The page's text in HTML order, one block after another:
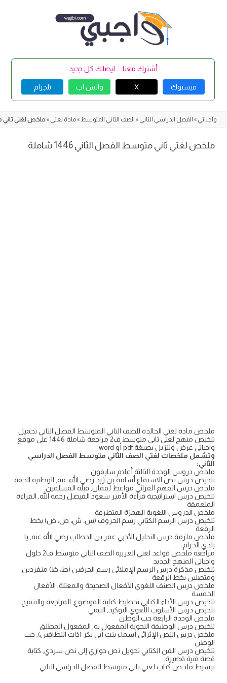
أشترك معنا ... ليصلك كل جديد
فيسبوك X واتس اب تلجرام
واجباتي » الفصل الدراسي الثاني » الصف الثاني المتوسط »مادة لغتي » ملخص لغتي ثاني
ملخص لغتي ثاني متوسط الفصل الثاني 1446 شاملة
ملخص مادة لغتي الخالدة للصف الثاني المتوسط الفصل الثاني تحميل
تلخيص منهج لغتي ثاني متوسط ف2 مراجعة شاملة 1446 على موقع
واجباتي عرض وتنزيل بصيغة pdf أو word
وتشمل ملخصات لغتي الصف الثاني متوسط الفصل الدراسي
الثاني:
ملخص دروس الوحدة الثالثة أعلام سابقون
تلخيص درس نص الاستماع أسامة بن زيد رضي الله عنه, الوطنية الحقة
ملخص درس الفهم القرائي مواعظ لقمان, قبلة المسلمين
تلخيص درس استراتيجية قراءة الأمير سعود الفيصل رحمه الله, القراءة
المتعمقة
ملخص الدروس اللغوية الهمزة المتطرفة
تلخيص درس الرسم الكتابي رسم الحروف (س، ش، ص، ض) بخط
الرقعة
ملخص ملزمة درس التحليل الأدبي عمر بن الخطاب رضي الله عنه, يا
بلدي الحرام
مراجعة ملخص قواعد لغتي العربية الصف الثاني متوسط ف2 حلول
واجباتي المنهج الجديد
تلخيص مذكرة درس الرسم الإملائي رسم الحرفين (ط، ظ) منفردين
ومتصلين بخط الرقعة
ملخص درس الصنف اللغوي الأفعال الصحيحة والمعتلة, الأفعال
الخمسة
تلخيص درس الأداء الكتابي تخطيط كتابة الموضوع, المراجعة والتنقيح
تلخيص درس الأسلوب اللغوي التوكيد, التمني
ملخص الوحدة الرابعة حب الوطن
تلخيص درس الوظيفة النحوية المفعول به, المفعول المطلق
ملخص درس النص الإثرائي أسماء بنت أبي بكر (ذات النطاقين), حب
الوطن
تلخيص درس الفن الكتابي تحويل نص حواري إلى نص سردي, كتابة
قصة فنية قصيرة.
تبسيط ملخص كتاب لغتي ثاني متوسط الفصل الدراسي الثاني